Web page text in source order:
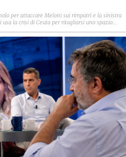
per attaccare Meloni sui rimpatri e la sinistra
usa la crisi di Ceuta per ritagliarsi uno spazio